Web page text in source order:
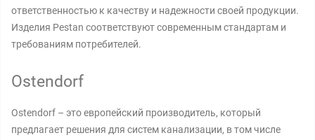
ответственностью к качеству и надежности своей продукции.
Изделия Pestan соответствуют современным стандартам и
требованиям потребителей.
Ostendorf
Ostendorf – это европейский производитель, который
предлагает решения для систем канализации, в том числе